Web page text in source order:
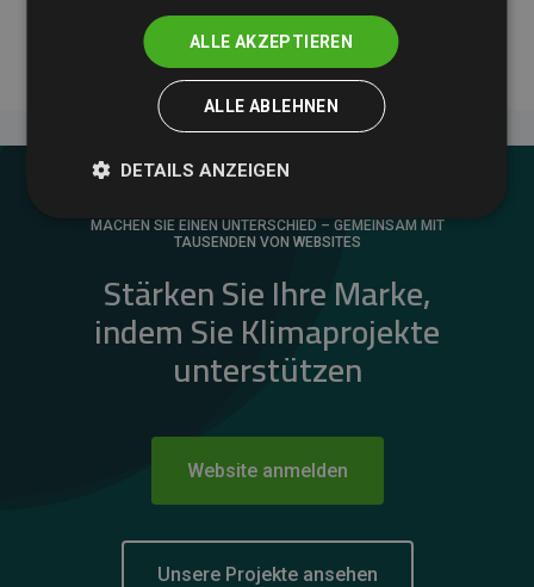
messbare Klimawirkung unseres Ansatzes.
MACHEN SIE EINEN UNTERSCHIED – GEMEINSAM MIT
TAUSENDEN VON WEBSITES
Stärken Sie Ihre Marke,
indem Sie Klimaprojekte
unterstützen
Website anmelden
Unsere Projekte ansehen
ALLE AKZEPTIEREN
ALLE ABLEHNEN
DETAILS ANZEIGEN